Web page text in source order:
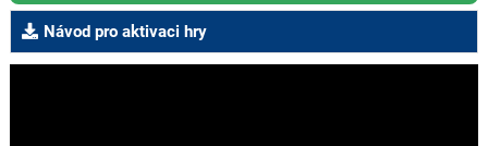
Návod pro aktivaci hry